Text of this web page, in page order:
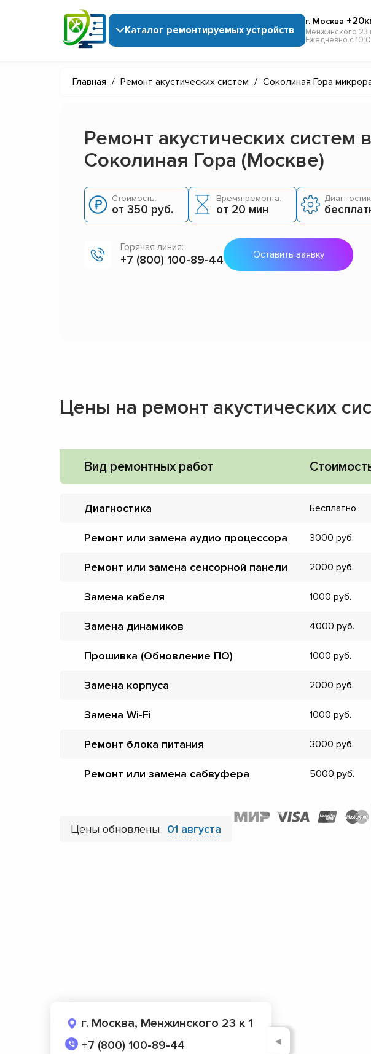
Каталог ремонтируемых устройств
г. Москва
Менжинского 23
Ежедневно с
Главная / Ремонт акустических систем / Соколиная Гора
Ремонт акустических систем в
Соколиная Гора (Москве)
Стоимость:
от 350 руб.
Время ремонта:
от 20 мин
Горячая линия:
+7 (800) 100-89-44 Оставить заявку
Цены на ремонт акустических
Вид ремонтных работ
Диагностика Бесплатно
Ремонт или замена аудио процессора 3000
Ремонт или замена сенсорной панели 2000
Замена кабеля 1000
Замена динамиков 4000
Прошивка (Обновление ПО) 1000
Замена корпуса 2000
Замена Wi-Fi 1000
Ремонт блока питания 3000
Ремонт или замена сабвуфера 5000
Цены обновлены 01 августа
г. Москва, Менжинского 23 к 1
+7 (800) 100-89-44 ◄